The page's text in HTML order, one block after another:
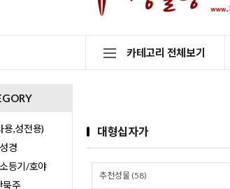
카테고리 전체보기
용,성전용)
경
등기/호야
주
대형십자가
추천성물 (58)